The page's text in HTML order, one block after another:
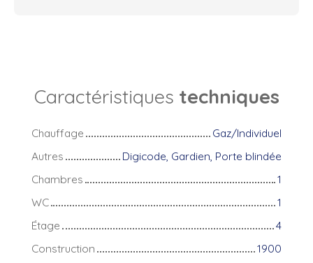
Caractéristiques techniques
Chauffage
Gaz/Individuel
Autres
Digicode, Gardien, Porte blindée
Chambres
1
WC
1
Étage
4
Construction
1900